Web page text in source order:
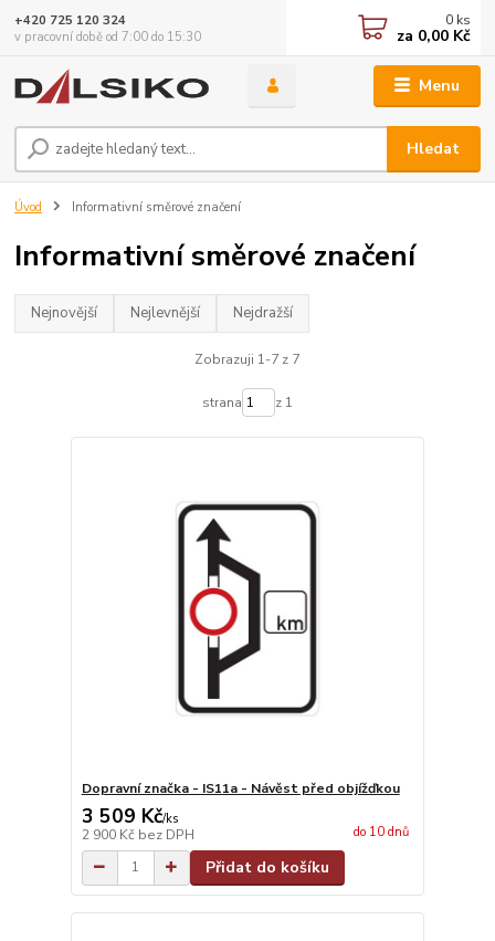
Menu
Hledat
+420 725 120 324
v pracovní době od 7:00 do 15:30
0 ks
za 0,00 Kč
Úvod Informativní směrové značení
Informativní směrové značení
Nejnovější Nejlevnější Nejdražší
Zobrazuji 1-7 z 7
strana z 1
Dopravní značka - IS11a - Návěst před objížďkou
3 509 Kč/ks
2 900 Kč bez DPH do 10 dnů
Přidat do košíku